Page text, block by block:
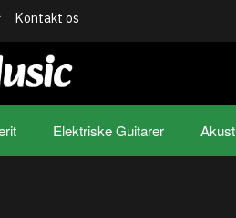
Kontakt os
Elektriske Guitarer